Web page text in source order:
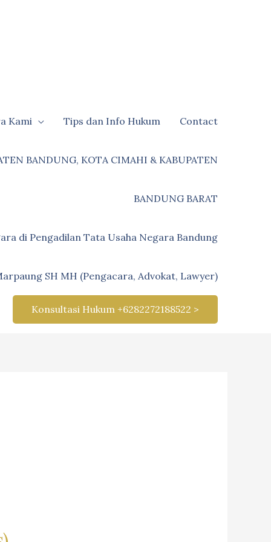
Kami Tips dan Info Hukum Contact
BANDUNG, KOTA CIMAHI & KABUPATEN
BANDUNG BARAT
di Pengadilan Tata Usaha Negara Bandung
SH MH (Pengacara, Advokat, Lawyer)
Konsultasi Hukum +6282272188522 >